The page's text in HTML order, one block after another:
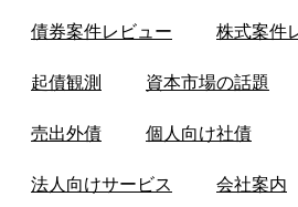
債券案件レビュー 株式案件
起債観測 資本市場の話題
売出外債 個人向け社債
法人向けサービス 会社案内